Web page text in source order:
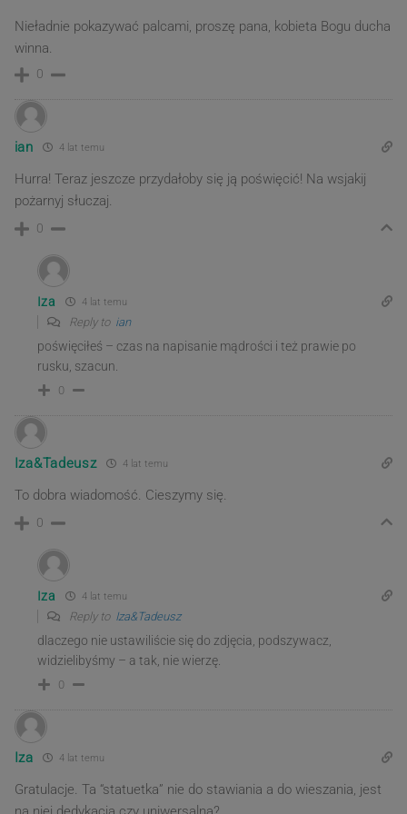
Nieładnie pokazywać palcami, proszę pana, kobieta Bogu ducha
winna.
0
ian 4 lat temu
Hurra! Teraz jeszcze przydałoby się ją poświęcić! Na wsjakij
pożarnyj słuczaj.
0
Iza 4 lat temu
Reply to ian
poświęciłeś – czas na napisanie mądrości i też prawie po
rusku, szacun.
0
Iza&Tadeusz 4 lat temu
To dobra wiadomość. Cieszymy się.
0
Iza 4 lat temu
Reply to Iza&Tadeusz
dlaczego nie ustawiliście się do zdjęcia, podszywacz,
widzielibyśmy – a tak, nie wierzę.
0
Iza 4 lat temu
Gratulacje. Ta “statuetka” nie do stawiania a do wieszania, jest